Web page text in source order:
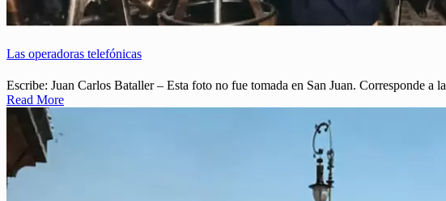
Las operadoras telefónicas
Escribe: Juan Carlos Bataller – Esta foto no fue tomada en San Juan. Corresponde a
Read More